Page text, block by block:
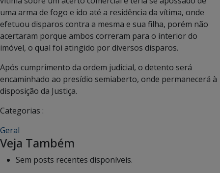
uma arma de fogo e ido até a residência da vítima, onde
efetuou disparos contra a mesma e sua filha, porém não
acertaram porque ambos correram para o interior do
imóvel, o qual foi atingido por diversos disparos.
Após cumprimento da ordem judicial, o detento será
encaminhado ao presídio semiaberto, onde permanecerá à
disposição da Justiça.
Categorias :
Geral
Veja Também
Sem posts recentes disponíveis.